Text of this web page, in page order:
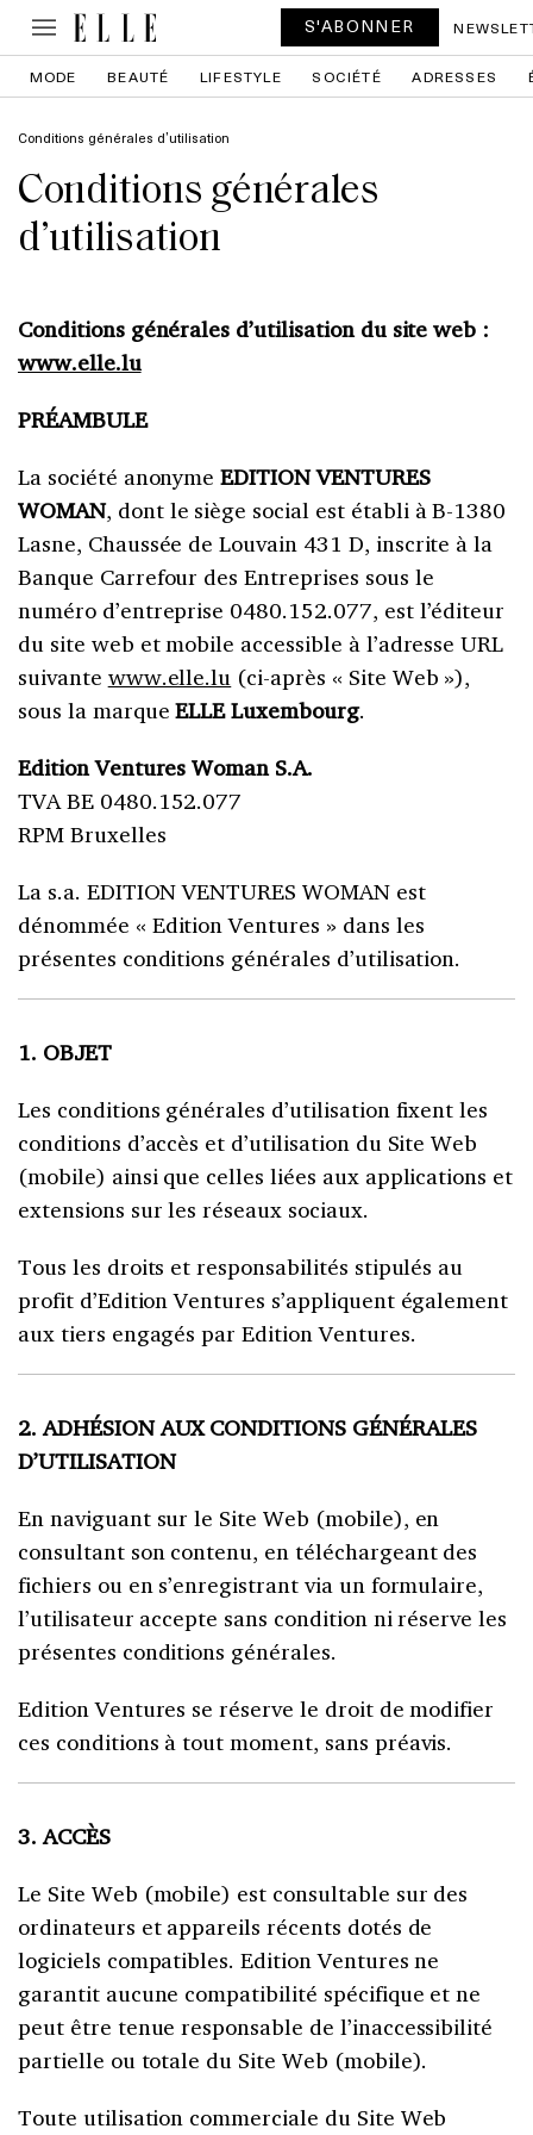
S'ABONNER
MODE BEAUTÉ LIFESTYLE SOCIÉTÉ ADRESSES
Conditions générales d’utilisation
Conditions générales
d’utilisation
Conditions générales d’utilisation du site web :
www.elle.lu
PRÉAMBULE
La société anonymeEDITION VENTURES
WOMAN, dont le siège social est établi à B-1380
Lasne, Chaussée de Louvain 431 D, inscrite à la
Banque Carrefour des Entreprises sous le
numéro d’entreprise 0480.152.077, est l’éditeur
du site web et mobile accessible à l’adresse URL
suivante www.elle.lu (ci-après « Site Web »),
sous la marqueELLE Luxembourg.
Edition Ventures Woman S.A.
TVA BE 0480.152.077
RPM Bruxelles
La s.a. EDITION VENTURES WOMAN est
dénommée « Edition Ventures » dans les
présentes conditions générales d’utilisation.
1. OBJET
Les conditions générales d’utilisation fixent les
conditions d’accès et d’utilisation du Site Web
(mobile) ainsi que celles liées aux applications et
extensions sur les réseaux sociaux.
Tous les droits et responsabilités stipulés au
profit d’Edition Ventures s’appliquent également
aux tiers engagés par Edition Ventures.
2. ADHÉSION AUX CONDITIONS GÉNÉRALES
D’UTILISATION
En naviguant sur le Site Web (mobile), en
consultant son contenu, en téléchargeant des
fichiers ou en s’enregistrant via un formulaire,
l’utilisateur accepte sans condition ni réserve les
présentes conditions générales.
Edition Ventures se réserve le droit de modifier
ces conditions à tout moment, sans préavis.
3. ACCÈS
Le Site Web (mobile) est consultable sur des
ordinateurs et appareils récents dotés de
logiciels compatibles. Edition Ventures ne
garantit aucune compatibilité spécifique et ne
peut être tenue responsable de l’inaccessibilité
partielle ou totale du Site Web (mobile).
Toute utilisation commerciale du Site Web